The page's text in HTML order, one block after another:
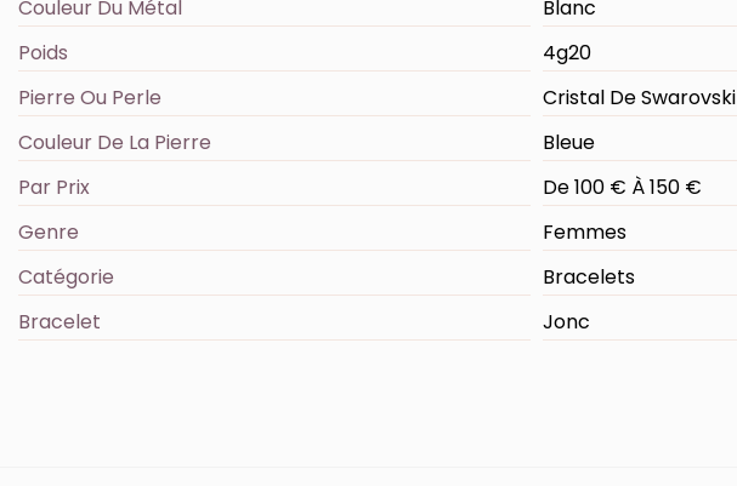
Couleur Du Métal
Blanc
Poids
4g20
Pierre Ou Perle
Cristal De Swarovski
Couleur De La Pierre
Bleue
Par Prix
De 100 € À 150 €
Genre
Femmes
Catégorie
Bracelets
Bracelet
Jonc